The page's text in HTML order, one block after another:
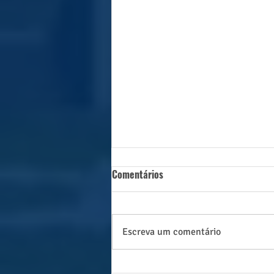
Caçadorense conquista de
Comentários
Escreva um comentário